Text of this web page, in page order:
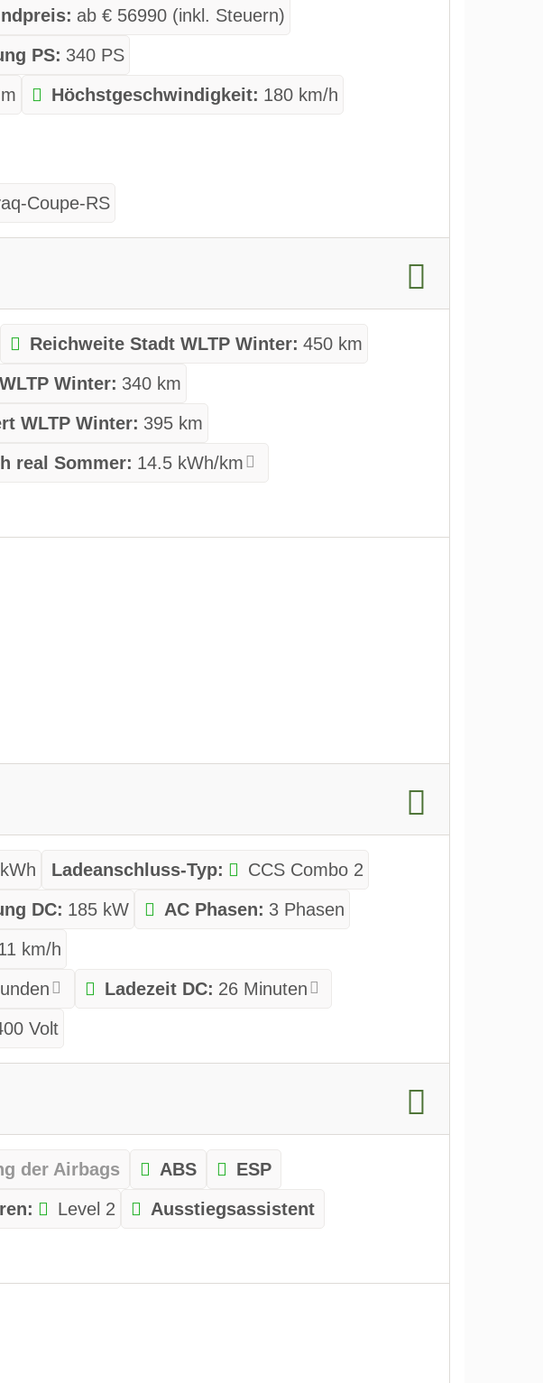
ab € 56990 (inkl. Steuern)
PS: 340 PS
Höchstgeschwindigkeit: 180 km/h
Coupe-RS
Reichweite Stadt WLTP Winter: 450 km
Winter: 340 km
WLTP Winter: 395 km
real Sommer: 14.5 kWh/km
Ladeanschluss-Typ:
CCS Combo 2
DC: 185 kW AC Phasen: 3 Phasen
km/h
Ladezeit DC: 26 Minuten
Volt
der Airbags ABS
ESP
Level 2
Ausstiegsassistent